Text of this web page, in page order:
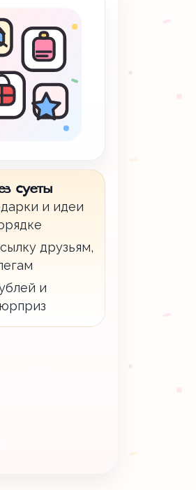
суеты
и идеи
друзьям,
и